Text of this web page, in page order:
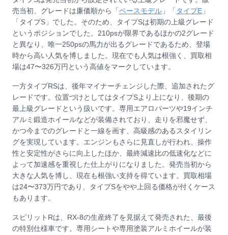
売当初、グレードは廉価順から「 ベースモデル 」「 タイプE 」
「タイプS」でした。そのため、タイプSは初期の上級グレード
というポジションでした。210psが限界であるほかの2グレード
と異なり、唯一250psの馬力が出るグレードであるため、登場
時から高い人気を博しました。現在でも人気は根強く、買取相
場は47〜326万円という高値をマークしています。
一方タイプRSは、後年マイナーチェンジした際、追加されたグ
レードです。位置づけとしてはタイプSより上になり、後期の
最上級グレードという扱いです。専用エアロパーツや19インチ
アルミ鍛造ホイールなどが装備されており、走りを邪魔せず、
かつ今までのグレードと一線を画す、高級感のあるスタイリン
グを実現しています。エンジンもさらに見直しが行われ、操作
性と安定性がさらに向上したほか、最終減速比の低速化などに
よって加速感を重視した仕上がりになりました。発売当初から
大きな人気を博し、現在も根強い支持を得ています。買取相場
は24〜373万円であり、タイプSをやや上回る価格が付くケース
もあります。
スピリットRは、RX-8の生産終了を見据えて発売された、最後
の特別仕様車です。専用シートや専用塗装アルミホイールが装